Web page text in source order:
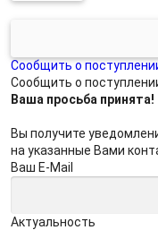
Сообщить о
Сообщить о
Ваша просьба принята!
Вы получите
на указанные Вами
Ваш E-Mail
Актуальность